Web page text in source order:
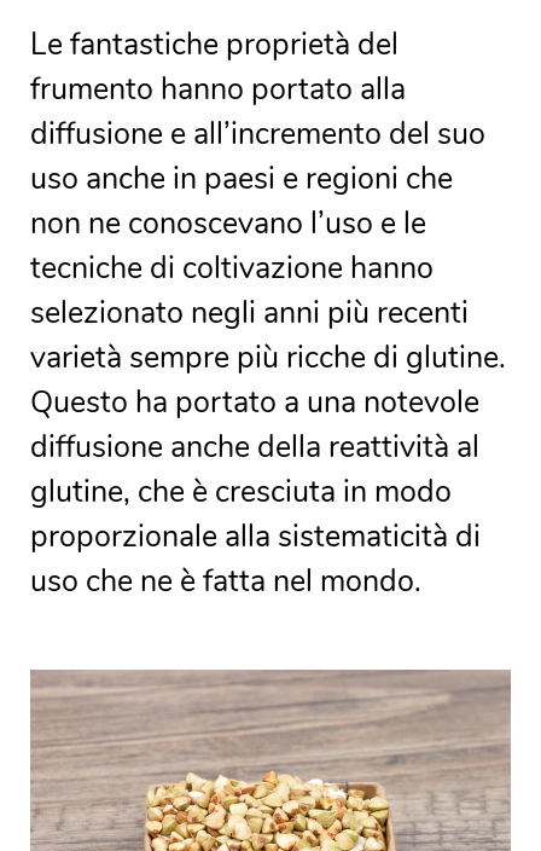
Le fantastiche proprietà del
frumento hanno portato alla
diffusione e all’incremento del suo
uso anche in paesi e regioni che
non ne conoscevano l’uso e le
tecniche di coltivazione hanno
selezionato negli anni più recenti
varietà sempre più ricche di glutine.
Questo ha portato a una notevole
diffusione anche della reattività al
glutine, che è cresciuta in modo
proporzionale alla sistematicità di
uso che ne è fatta nel mondo.